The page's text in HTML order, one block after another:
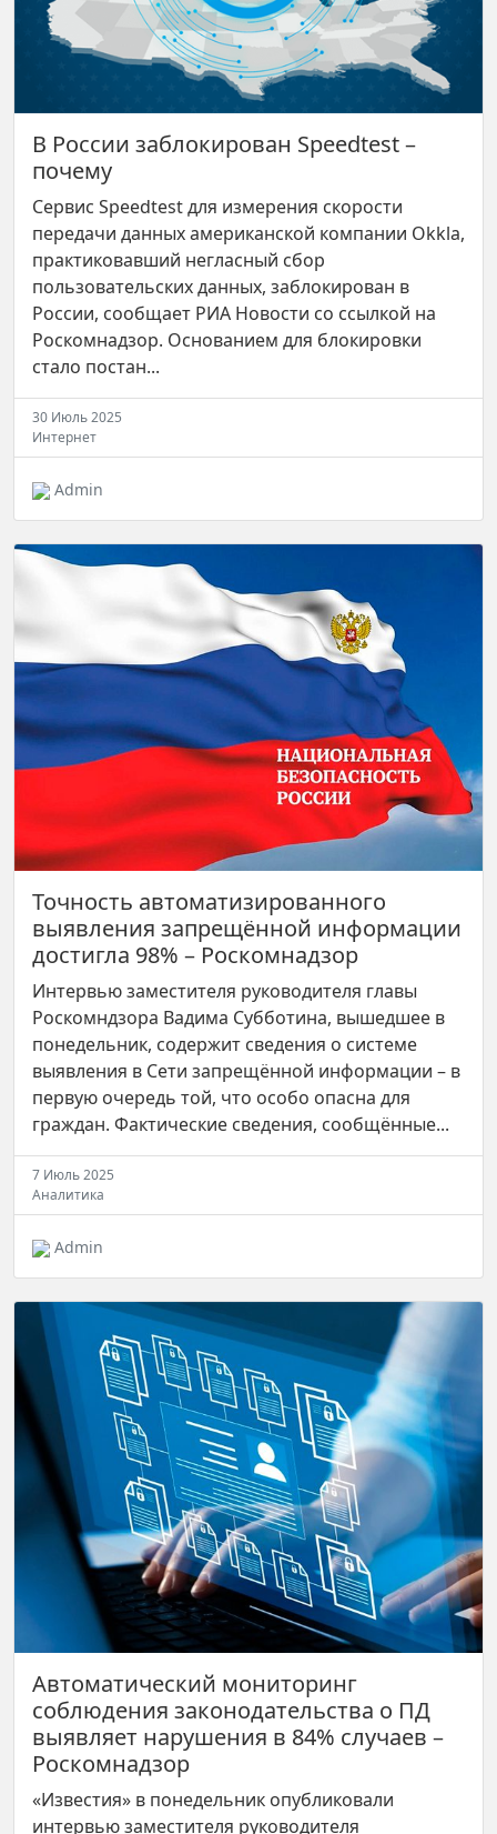
В России заблокирован Speedtest –
почему
Сервис Speedtest для измерения скорости
передачи данных американской компании Okkla,
практиковавший негласный сбор
пользовательских данных, заблокирован в
России, сообщает РИА Новости со ссылкой на
Роскомнадзор. Основанием для блокировки
стало постан...
30 Июль 2025
Интернет
Admin
Точность автоматизированного
выявления запрещённой информации
достигла 98% – Роскомнадзор
Интервью заместителя руководителя главы
Роскомндзора Вадима Субботина, вышедшее в
понедельник, содержит сведения о системе
выявления в Сети запрещённой информации – в
первую очередь той, что особо опасна для
граждан. Фактические сведения, сообщённые...
7 Июль 2025
Аналитика
Admin
Автоматический мониторинг
соблюдения законодательства о ПД
выявляет нарушения в 84% случаев –
Роскомнадзор
«Известия» в понедельник опубликовали
интервью заместителя руководителя